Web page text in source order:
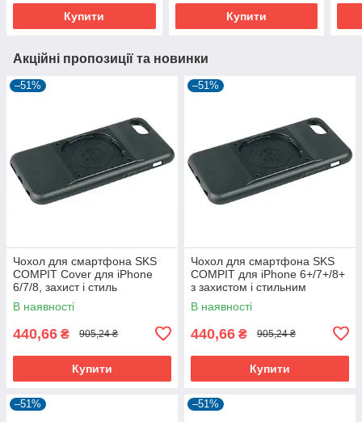
Купити Купити
Акційні пропозиції та новинки
–51%
Чохол для смартфона SKS
COMPIT Cover для iPhone
6/7/8, захист і стиль
В наявності
440,66 ₴ 905,24 ₴
Купити
–51%
Чохол для смартфона SKS
COMPIT для iPhone 6+/7+/8+
з захистом і стильним
дизайном
В наявності
440,66 ₴ 905,24 ₴
Купити
–51% –51%